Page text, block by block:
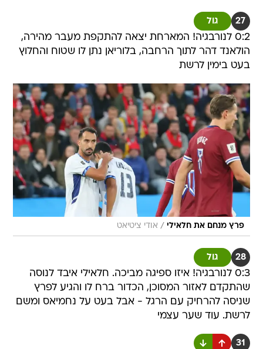
27 גול
0:2 לנורבגיה! המארחת יצאה להתקפת מעבר מהירה,
הולאנד דהר לתוך הרחבה, בלוריאן נתן לו שטוח והחלוץ
בעט בימין לרשת
פרץ מנחם את חלאילי / אודי ציטיאט
28 גול
0:3 לנורבגיה! איזו ספיגה מביכה. חלאילי איבד לנוסה
שהתקדם לאזור המסוכן, הכדור ברח לו והגיע לפרץ
שניסה להרחיק עם הרגל - אבל בעט על נחמיאס ומשם
לרשת. עוד שער עצמי
31